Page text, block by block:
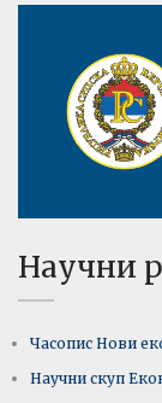
Научни
Часопис Нови
Научни скуп